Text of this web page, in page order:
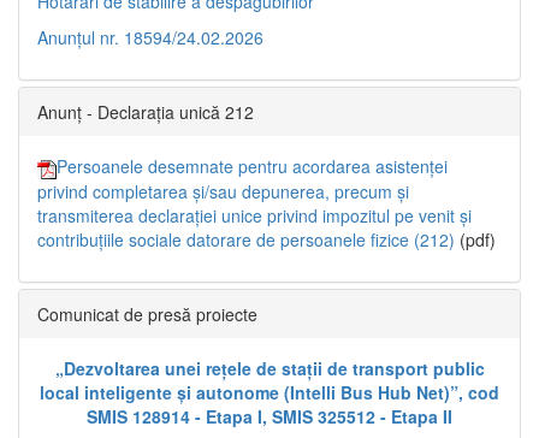
Anunțul nr. 18594/24.02.2026
Anunț - Declarația unică 212
Persoanele desemnate pentru acordarea asistenței
privind completarea și/sau depunerea, precum și
transmiterea declarației unice privind impozitul pe venit și
contribuțiile sociale datorare de persoanele fizice (212) (pdf)
Comunicat de presă proiecte
„Dezvoltarea unei rețele de stații de transport public
local inteligente și autonome (Intelli Bus Hub Net)”, cod
SMIS 128914 - Etapa I, SMIS 325512 - Etapa II